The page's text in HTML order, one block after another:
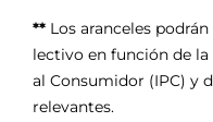
** Los aranceles
lectivo en función de
al Consumidor (IPC) y
relevantes.